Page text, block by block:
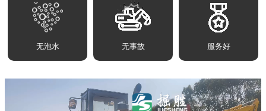
无泡水 无事故 服务好